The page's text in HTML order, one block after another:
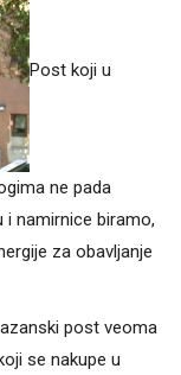
Post koji u
ne pada
i namirnice biramo,
za obavljanje
post veoma
se nakupe u